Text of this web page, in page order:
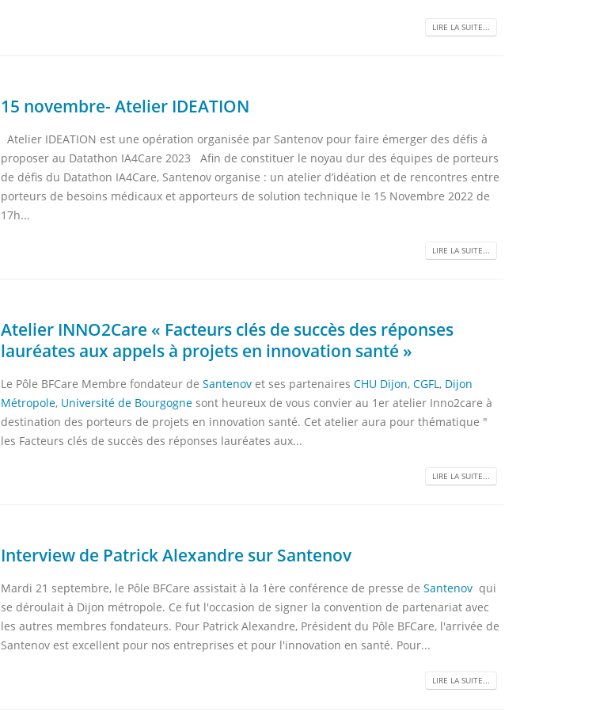
LIRE LA SUITE...
15 novembre- Atelier IDEATION
Atelier IDEATION est une opération organisée par Santenov pour faire émerger des défis à
proposer au Datathon IA4Care 2023 Afin de constituer le noyau dur des équipes de porteurs
de défis du Datathon IA4Care, Santenov organise : un atelier d’idéation et de rencontres entre
porteurs de besoins médicaux et apporteurs de solution technique le 15 Novembre 2022 de
17h...
LIRE LA SUITE...
Atelier INNO2Care « Facteurs clés de succès des réponses
lauréates aux appels à projets en innovation santé »
Le Pôle BFCare Membre fondateur de Santenov et ses partenaires CHU Dijon, CGFL, Dijon
Métropole, Université de Bourgogne sont heureux de vous convier au 1er atelier Inno2care à
destination des porteurs de projets en innovation santé. Cet atelier aura pour thématique "
les Facteurs clés de succès des réponses lauréates aux...
LIRE LA SUITE...
Interview de Patrick Alexandre sur Santenov
Mardi 21 septembre, le Pôle BFCare assistait à la 1ère conférence de presse de Santenov qui
se déroulait à Dijon métropole. Ce fut l'occasion de signer la convention de partenariat avec
les autres membres fondateurs. Pour Patrick Alexandre, Président du Pôle BFCare, l'arrivée de
Santenov est excellent pour nos entreprises et pour l'innovation en santé. Pour...
LIRE LA SUITE...